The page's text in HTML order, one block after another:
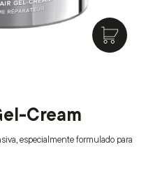
Cream
especialmente formulado para